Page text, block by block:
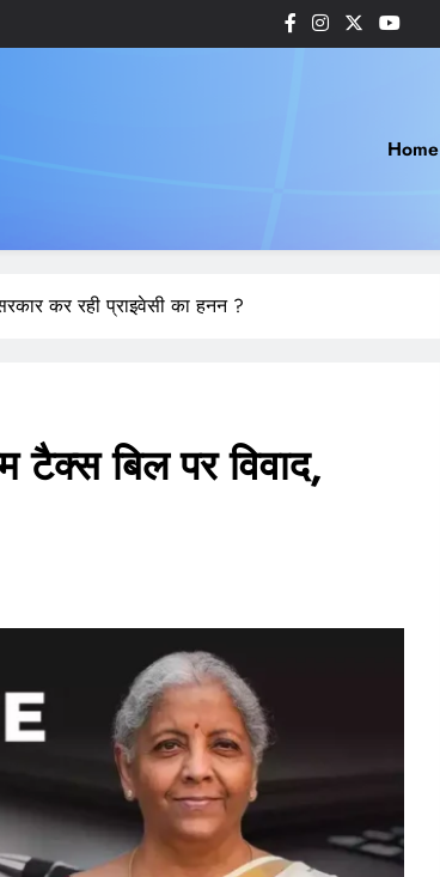
Home
कर रही प्राइवेसी का हनन ?
बिल पर विवाद,